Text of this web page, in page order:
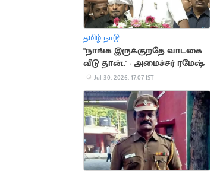
தமிழ் நாடு
"நாங்க இருக்குறதே வாடகை
வீடு தான்.." - அமைச்சர் ரமேஷ்
Jul 30, 2026, 17:07 IST